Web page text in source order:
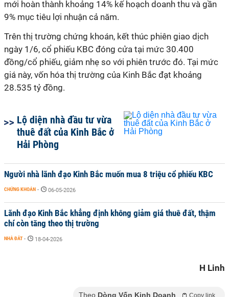
mới hoàn thành khoảng 14% kế hoạch doanh thu và gần
9% mục tiêu lợi nhuận cả năm.
Trên thị trường chứng khoán, kết thúc phiên giao dịch
ngày 1/6, cổ phiếu KBC đóng cửa tại mức 30.400
đồng/cổ phiếu, giảm nhẹ so với phiên trước đó. Tại mức
giá này, vốn hóa thị trường của Kinh Bắc đạt khoảng
28.535 tỷ đồng.
Lộ diện nhà đầu tư vừa
thuê đất của Kinh Bắc ở
Hải Phòng
Người nhà lãnh đạo Kinh Bắc muốn mua 8 triệu cổ phiếu KBC
CHỨNG KHOÁN - 06-05-2026
Lãnh đạo Kinh Bắc khẳng định không giảm giá thuê đất, thậm
chí còn tăng theo thị trường
NHÀ ĐẤT - 18-04-2026
H Linh
Theo Dòng Vốn Kinh Doanh Copy link